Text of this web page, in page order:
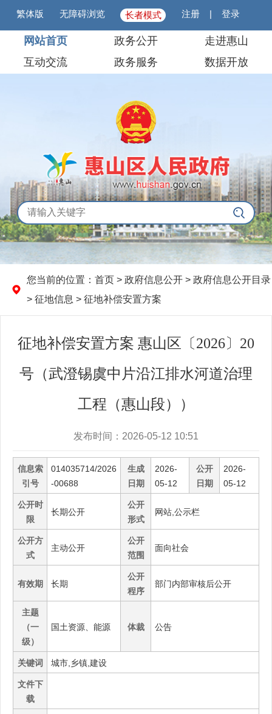
繁体版 无障碍浏览 长者模式 注册 |登录
网站首页 政务公开
走进惠山
互动交流
政务服务 数据开放
您当前的位置： 首页 > 政府信息公开 > 政府信息公开目录
> 征地信息 > 征地补偿安置方案
征地补偿安置方案 惠山区〔2026〕20
号（武澄锡虞中片沿江排水河道治理
工程（惠山段））
发布时间：2026-05-12 10:51
信息索
引号
014035714/2026
-00688
生成
日期
2026-
05-12
公开
日期
2026-
05-12
公开时
限
长期公开
公开
形式
网站,公示栏
公开方
式
主动公开
公开
范围
面向社会
有效期 长期
公开
程序
部门内部审核后公开
主题
（一
级）
国土资源、能源 体裁 公告
关键词 城市,乡镇,建设
文件下
载